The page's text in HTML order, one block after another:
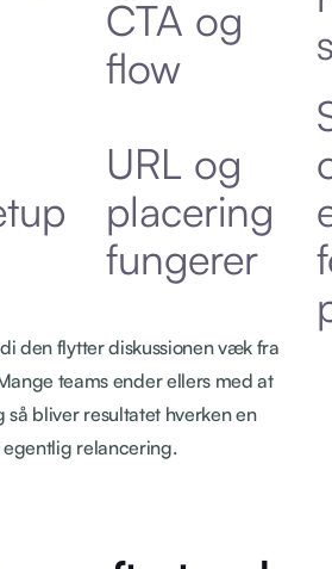
CTA og
flow
URL og
placering
fungerer
den flytter diskussionen væk fra
teams ender ellers med at
så bliver resultatet hverken en
relancering.